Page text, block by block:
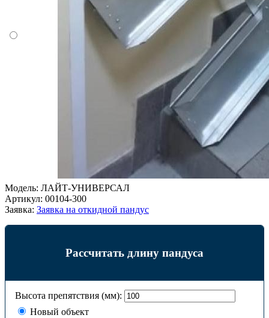
Модель: ЛАЙТ-УНИВЕРСАЛ
Артикул: 00104-300
Заявка: Заявка на откидной пандус
Рассчитать длину пандуса
Высота препятствия (мм):
Новый объект